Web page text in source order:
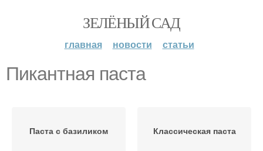
ЗЕЛЁНЫЙ САД
главная новости статьи
Пикантная паста
Паста с базиликом Классическая паста